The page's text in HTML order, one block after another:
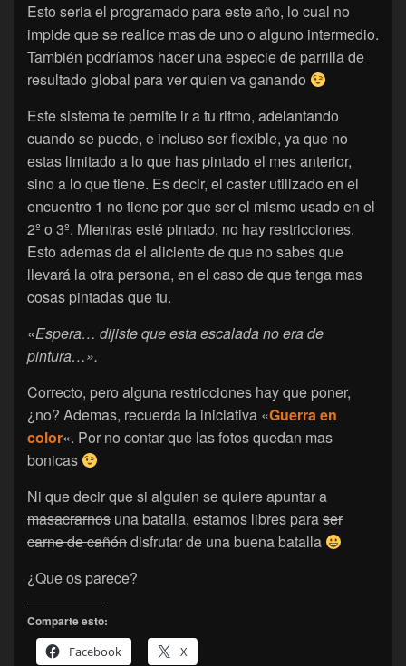
Esto seria el programado para este año, lo cual no
impide que se realice mas de uno o alguno intermedio.
También podríamos hacer una especie de parrilla de
resultado global para ver quien va ganando
Este sistema te permite ir a tu ritmo, adelantando
cuando se puede, e incluso ser flexible, ya que no
estas limitado a lo que has pintado el mes anterior,
sino a lo que tiene. Es decir, el caster utilizado en el
encuentro 1 no tiene por que ser el mismo usado en el
2º o 3º. Mientras esté pintado, no hay restricciones.
Esto ademas da el aliciente de que no sabes que
llevará la otra persona, en el caso de que tenga mas
cosas pintadas que tu.
«Espera… dijiste que esta escalada no era de
pintura…».
Correcto, pero alguna restricciones hay que poner,
¿no? Ademas, recuerda la iniciativa «Guerra en
color«. Por no contar que las fotos quedan mas
bonicas
Ni que decir que si alguien se quiere apuntar a
masacrarnos una batalla, estamos libres paraser
carne de cañóndisfrutar de una buena batalla
¿Que os parece?
Comparte esto:
Facebook
X